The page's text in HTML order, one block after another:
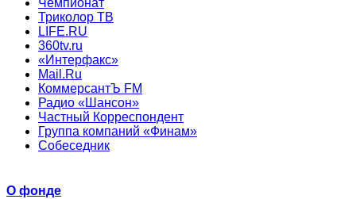
Чемпионат
Триколор ТВ
LIFE.RU
360tv.ru
«Интерфакс»
Mail.Ru
КоммерсантЪ FM
Радио «Шансон»
Частный Корреспондент
Группа компаний «Финам»
Собеседник
О фонде